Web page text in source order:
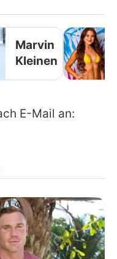
Marvin
Kleinen
E-Mail an: